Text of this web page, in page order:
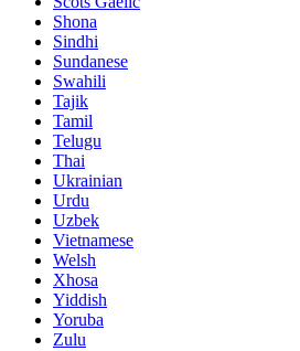
Shona
Sindhi
Sundanese
Swahili
Tajik
Tamil
Telugu
Thai
Ukrainian
Urdu
Uzbek
Vietnamese
Welsh
Xhosa
Yiddish
Yoruba
Zulu